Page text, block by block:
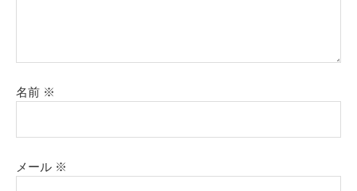
名前 ※
メール ※